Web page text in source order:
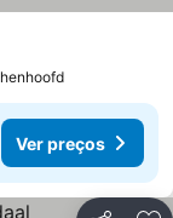
Ver preços